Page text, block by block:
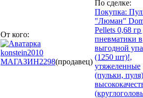
От кого:
konstein2010
МАГАЗИН2298(продавец)
По сделке:
Покупка:
"Люман"
Pellets 0,68 гр
пневматики в
выгодной
(1250 шт)!,
утяжеленные
(пульки, пуля)